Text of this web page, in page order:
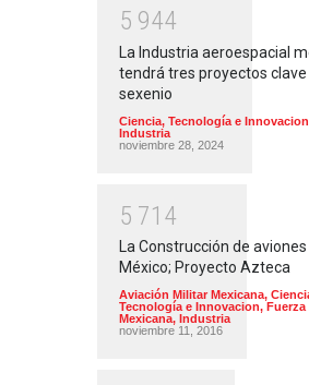
5 944
La Industria aeroespacial
tendrá tres proyectos clave
sexenio
Ciencia, Tecnología e Innovacion
Industria
noviembre 28, 2024
5 71 4
La Construcción de aviones
México; Proyecto Azteca
Aviación Militar Mexicana,
Tecnología e Innovacion, Fuerza
Mexicana, Industria
noviembre 11, 2016